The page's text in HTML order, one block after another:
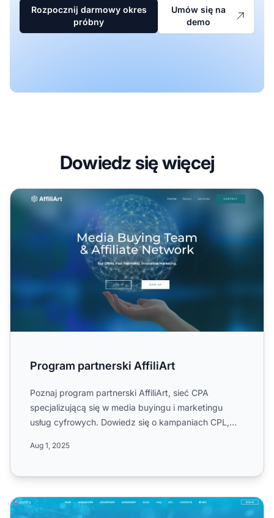
Rozpocznij darmowy okres
próbny
Umów się na
demo
Dowiedz się więcej
Program partnerski AffiliArt
Program partnerski AffiliArt
Poznaj program partnerski AffiliArt, sieć CPA
specjalizującą się w media buyingu i marketingu
usług cyfrowych. Dowiedz się o kampaniach CPL,
Aug 1, 2025
Program partnerski Affcountry